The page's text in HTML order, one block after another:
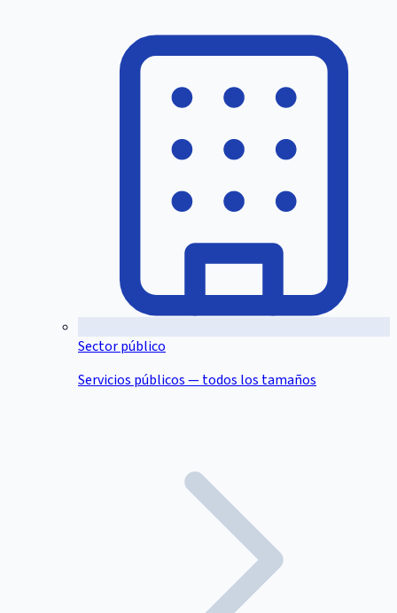
Sector público
Servicios públicos — todos los tamaños